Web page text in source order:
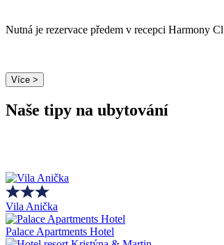
Nutná je rezervace předem v recepci Harmony
Více >
Naše tipy na ubytování
Vila Anička
Palace Apartments Hotel